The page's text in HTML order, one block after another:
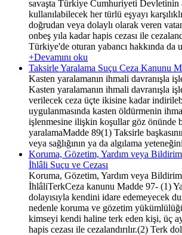
savaşta Türkiye Cumhuriyeti Devletinin
kullanılabilecek her türlü eşyayı
doğrudan veya dolaylı olarak veren
onbeş yıla kadar hapis cezası ile
Türkiye'de oturan yabancı hakkında da
+Devamını oku
Taksirle Yaralama Suçu Ceza Kanunu
Kasten yaralamanın ihmali davranışla
Kasten yaralamanın ihmali davranışla
verilecek ceza üçte ikisine kadar
uygulanmasında kasten öldürmenin
işlenmesine ilişkin koşullar göz önünde
yaralamaMadde 89(1) Taksirle
veya sağlığının ya da algılama
Koruma, Gözetim, Yardım veya
İhlâli Suçu ve Cezası
Koruma, Gözetim, Yardım veya
İhlâliTerkCeza kanunu Madde 97- (1)
dolayısıyla kendini idare edemeyecek
nedenle koruma ve gözetim
kimseyi kendi haline terk eden kişi, üç
hapis cezası ile cezalandırılır.(2) Terk